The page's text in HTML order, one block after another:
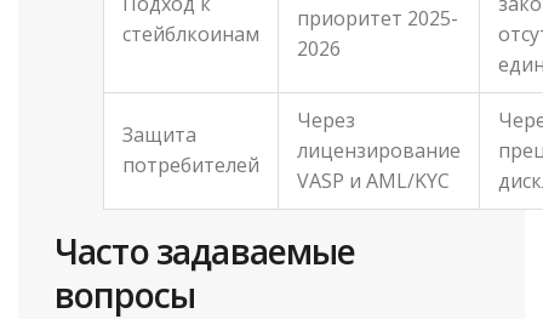
стейблкоинам
приоритет 2025-
2026
Защита
потребителей
Через
лицензирование
VASP и AML/KYC
Часто задаваемые
вопросы